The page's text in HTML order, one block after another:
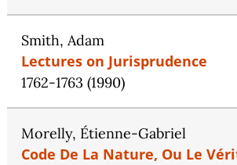
Smith, Adam
Lectures on Jurisprudence
1762-1763 (1990)
Morelly, Étienne-Gabriel
Code De La Nature, Ou Le